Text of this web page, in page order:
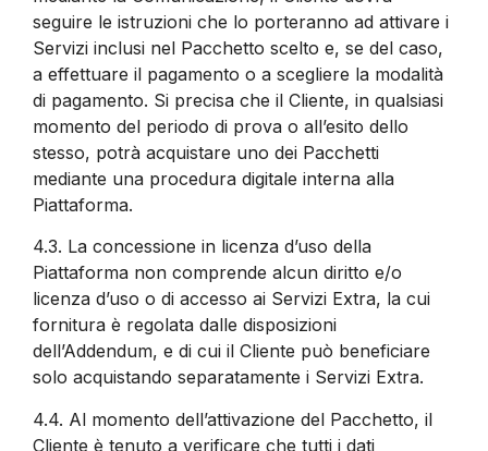
seguire le istruzioni che lo porteranno ad attivare i
Servizi inclusi nel Pacchetto scelto e, se del caso,
a effettuare il pagamento o a scegliere la modalità
di pagamento. Si precisa che il Cliente, in qualsiasi
momento del periodo di prova o all’esito dello
stesso, potrà acquistare uno dei Pacchetti
mediante una procedura digitale interna alla
Piattaforma.
4.3. La concessione in licenza d’uso della
Piattaforma non comprende alcun diritto e/o
licenza d’uso o di accesso ai Servizi Extra, la cui
fornitura è regolata dalle disposizioni
dell’Addendum, e di cui il Cliente può beneficiare
solo acquistando separatamente i Servizi Extra.
4.4. Al momento dell’attivazione del Pacchetto, il
Cliente è tenuto a verificare che tutti i dati